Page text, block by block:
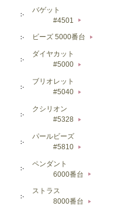
バゲット
#4501
▶
ビーズ 5000番台 ▶
ダイヤカット
#5000
▶
ブリオレット
#5040
▶
クシリオン
#5328
▶
パールビーズ
#5810
▶
ペンダント
6000番台
▶
ストラス
8000番台
▶